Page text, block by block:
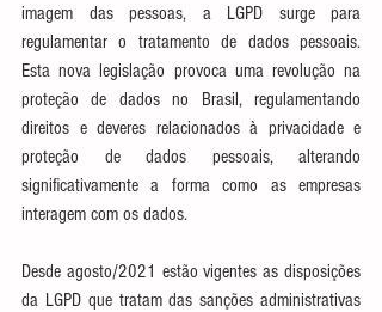
imagem das pessoas, a LGPD surge para
regulamentar o tratamento de dados pessoais.
Esta nova legislação provoca uma revolução na
proteção de dados no Brasil, regulamentando
direitos e deveres relacionados à privacidade e
proteção de dados pessoais, alterando
significativamente a forma como as empresas
interagem com os dados.
Desde agosto/2021 estão vigentes as disposições
da LGPD que tratam das sanções administrativas